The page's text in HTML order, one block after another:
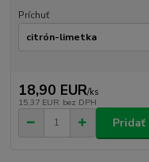
Príchuť
18,90 EUR/ks
15,37 EUR bez DPH
Pridať